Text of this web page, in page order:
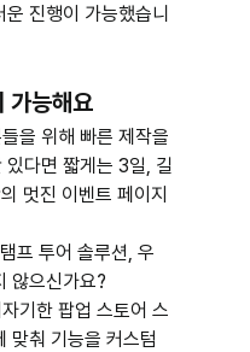
진행이 가능했습니
가능해요
을 위해 빠른 제작을
다면 짧게는 3일, 길
멋진 이벤트 페이지
프 투어 솔루션, 우
않으신가요?
기한 팝업 스토어 스
맞춰 기능을 커스텀